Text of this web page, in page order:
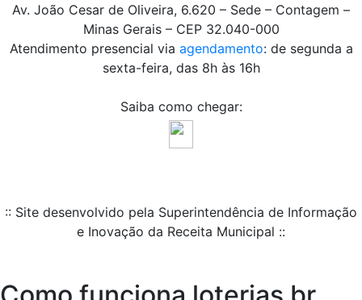
Av. João Cesar de Oliveira, 6.620 – Sede – Contagem –
Minas Gerais – CEP 32.040-000
Atendimento presencial via agendamento: de segunda a
sexta-feira, das 8h às 16h
Saiba como chegar:
:: Site desenvolvido pela Superintendência de Informação
e Inovação da Receita Municipal ::